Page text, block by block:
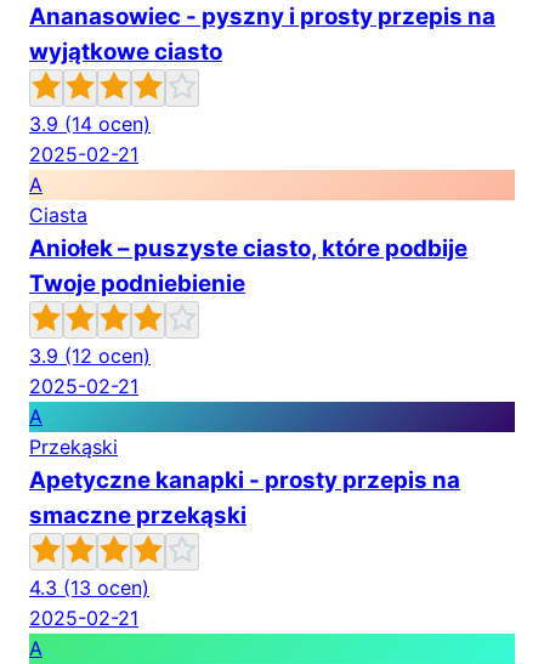
Ananasowiec - pyszny i prosty przepis na
wyjątkowe ciasto
3.9 (14 ocen)
2025-02-21
A
Ciasta
Aniołek – puszyste ciasto, które podbije
Twoje podniebienie
3.9 (12 ocen)
2025-02-21
A
Przekąski
Apetyczne kanapki - prosty przepis na
smaczne przekąski
4.3 (13 ocen)
2025-02-21
A